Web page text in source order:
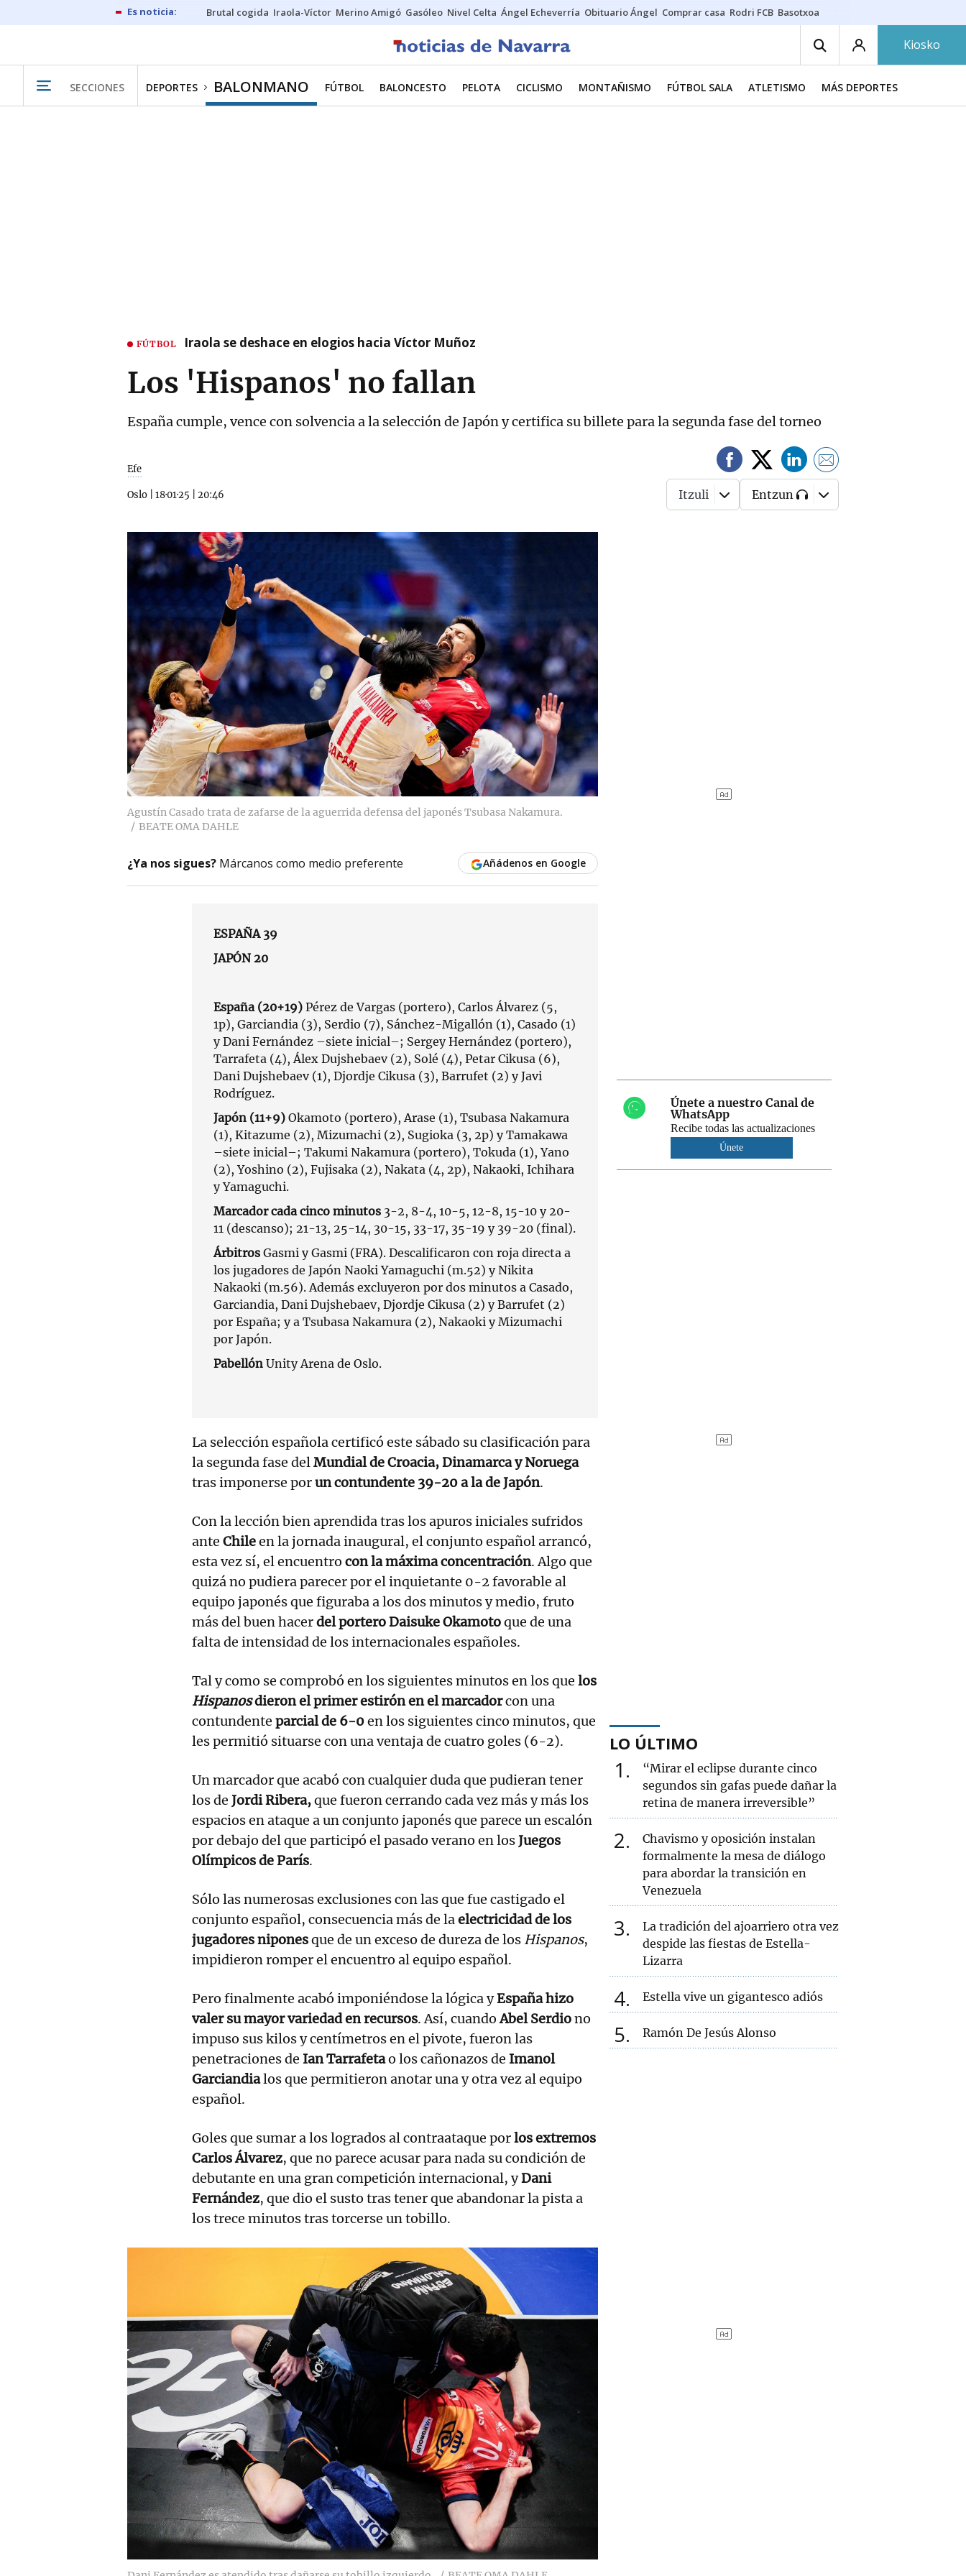
Brutal cogida Iraola-Víctor Merino Amigó Gasóleo Nivel Celta Ángel Echeverría Obituario Ángel Comprar casa Rodri FCB Basotxoa
Kiosko
SECCIONES DEPORTES BALONMANO FÚTBOL BALONCESTO PELOTA CICLISMO MONTAÑISMO FÚTBOL SALA ATLETISMO MÁS DEPORTES
FÚTBOL Iraola se deshace en elogios hacia Víctor Muñoz
Los 'Hispanos' no fallan
España cumple, vence con solvencia a la selección de Japón y certifica su billete para la segunda fase del torneo
Efe
Oslo 18·01·25 20:46 Itzuli Entzun
Agustín Casado trata de zafarse de la aguerrida defensa del japonés Tsubasa Nakamura.
BEATE OMA DAHLE
¿Ya nos sigues? Márcanos como medio preferente Añádenos en Google
ESPAÑA 39
JAPÓN 20
España (20+19) Pérez de Vargas (portero), Carlos Álvarez (5,
1p), Garciandia (3), Serdio (7), Sánchez-Migallón (1), Casado (1)
y Dani Fernández –siete inicial–; Sergey Hernández (portero),
Tarrafeta (4), Álex Dujshebaev (2), Solé (4), Petar Cikusa (6),
Dani Dujshebaev (1), Djordje Cikusa (3), Barrufet (2) y Javi
Rodríguez.
Japón (11+9) Okamoto (portero), Arase (1), Tsubasa Nakamura
(1), Kitazume (2), Mizumachi (2), Sugioka (3, 2p) y Tamakawa
–siete inicial–; Takumi Nakamura (portero), Tokuda (1), Yano
(2), Yoshino (2), Fujisaka (2), Nakata (4, 2p), Nakaoki, Ichihara
y Yamaguchi.
Marcador cada cinco minutos 3-2, 8-4, 10-5, 12-8, 15-10 y 20-
11 (descanso); 21-13, 25-14, 30-15, 33-17, 35-19 y 39-20 (final).
Árbitros Gasmi y Gasmi (FRA). Descalificaron con roja directa a
los jugadores de Japón Naoki Yamaguchi (m.52) y Nikita
Nakaoki (m.56). Además excluyeron por dos minutos a Casado,
Garciandia, Dani Dujshebaev, Djordje Cikusa (2) y Barrufet (2)
por España; y a Tsubasa Nakamura (2), Nakaoki y Mizumachi
por Japón.
Pabellón Unity Arena de Oslo.
La selección española certificó este sábado su clasificación para
la segunda fase delMundial de Croacia, Dinamarca y Noruega
tras imponerse porun contundente 39-20 a la de Japón.
Con la lección bien aprendida tras los apuros iniciales sufridos
ante Chileen la jornada inaugural, el conjunto español arrancó,
esta vez sí, el encuentro con la máxima concentración. Algo que
quizá no pudiera parecer por el inquietante 0-2 favorable al
equipo japonés que figuraba a los dos minutos y medio, fruto
más del buen hacerdel portero Daisuke Okamotoque de una
falta de intensidad de los internacionales españoles.
Tal y como se comprobó en los siguientes minutos en los que los
Hispanosdieron el primer estirón en el marcadorcon una
contundente parcial de 6-0en los siguientes cinco minutos, que
les permitió situarse con una ventaja de cuatro goles (6-2).
Un marcador que acabó con cualquier duda que pudieran tener
los de Jordi Ribera,que fueron cerrando cada vez más y más los
espacios en ataque a un conjunto japonés que parece un escalón
por debajo del que participó el pasado verano en losJuegos
Olímpicos de París.
Sólo las numerosas exclusiones con las que fue castigado el
conjunto español, consecuencia más de laelectricidad de los
jugadores niponesque de un exceso de dureza de los Hispanos,
impidieron romper el encuentro al equipo español.
Pero finalmente acabó imponiéndose la lógica yEspaña hizo
valer su mayor variedad en recursos. Así, cuandoAbel Serdiono
impuso sus kilos y centímetros en el pivote, fueron las
penetraciones de Ian Tarrafetao los cañonazos de Imanol
Garciandialos que permitieron anotar una y otra vez al equipo
español.
Goles que sumar a los logrados al contraataque porlos extremos
Carlos Álvarez, que no parece acusar para nada su condición de
debutante en una gran competición internacional, yDani
Fernández, que dio el susto tras tener que abandonar la pista a
los trece minutos tras torcerse un tobillo.
Únete a nuestro Canal de
WhatsApp
Recibe todas las actualizaciones
Únete
LO ÚLTIMO
1
“Mirar el eclipse durante cinco
segundos sin gafas puede dañar la
retina de manera irreversible”
2
Chavismo y oposición instalan
formalmente la mesa de diálogo
para abordar la transición en
Venezuela
3
La tradición del ajoarriero otra vez
despide las fiestas de Estella-
Lizarra
4 Estella vive un gigantesco adiós
5 Ramón De Jesús Alonso